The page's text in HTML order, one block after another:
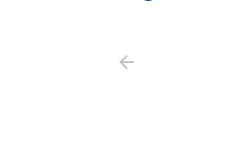
arrow_back